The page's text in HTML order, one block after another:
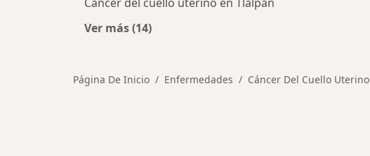
Ver más (14)
Página De Inicio Enfermedades Cáncer Del Cuello Uterino